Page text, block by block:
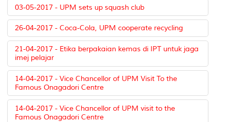
03-05-2017 - UPM sets up squash club
26-04-2017 - Coca-Cola, UPM cooperate recycling
21-04-2017 - Etika berpakaian kemas di IPT untuk jaga
imej pelajar
14-04-2017 - Vice Chancellor of UPM Visit To the
Famous Onagadori Centre
14-04-2017 - Vice Chancellor of UPM visit to the
Famous Onagadori Centre